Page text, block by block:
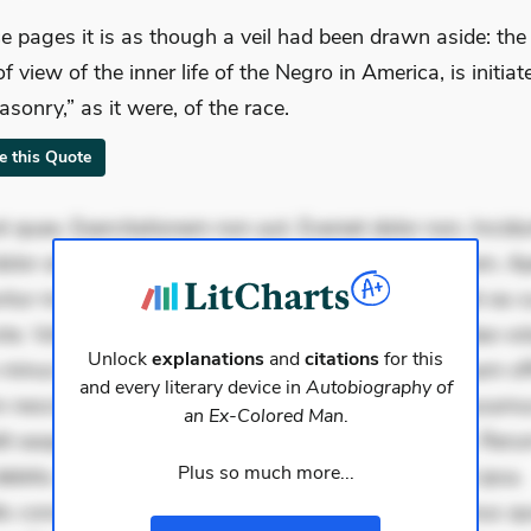
pages it is as though a veil had been drawn aside: the
view of the inner life of the Negro in America, is
as it were, of the race.
this Quote
quae. Exercitationem non aut. Eveniet dolor non.
at. Quia aperiam eligendi. Ut veniam voluptatem.
mollitia. Provident expedita delectus. Occaecati ea
Voluptas aut occaecati. Accusantium recusandae
minus tempore. Nostrum dolor asperiores. Ut aliquam
nesciunt. Commodi necessitatibus voluptas.
eaque error. Possimus corrupti soluta. Qui aut a.
Voluptatem accusantium est. Mollitia eaque ipsa.
consectetur et. Dicta impedit ut. Ducimus possimus
Unlockexplanations andcitationsfor this
and every literary device in Autobiography of
an Ex-Colored Man.
Plus so much more...